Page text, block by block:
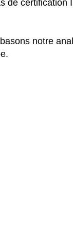
de certification
notre